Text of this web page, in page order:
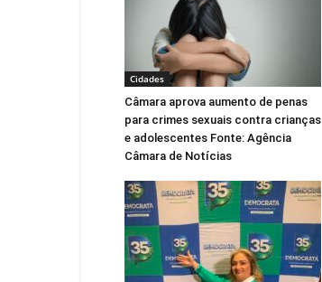
Cidades
Câmara aprova aumento de penas
para crimes sexuais contra crianças
e adolescentes Fonte: Agência
Câmara de Notícias